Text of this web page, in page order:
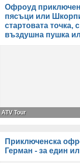
Oфроуд
пясъци или
стартовата точка,
въздушна пушка
ATV Tour
Приключенска
Герман - за един